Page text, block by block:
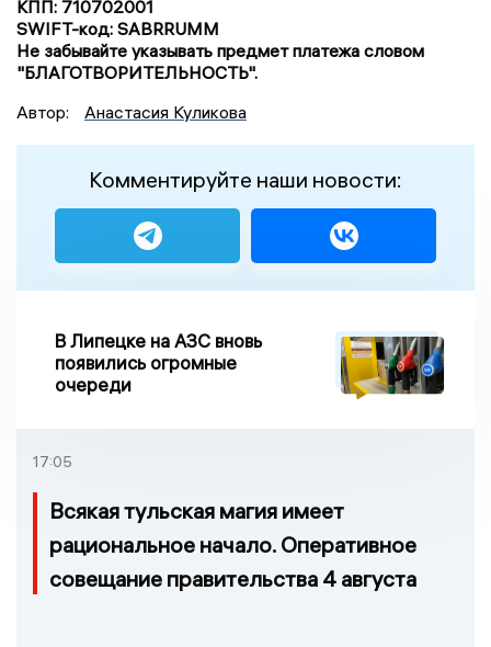
КПП: 710702001
SWIFT-код: SABRRUMM
Не забывайте указывать предмет платежа словом
"БЛАГОТВОРИТЕЛЬНОСТЬ".
Автор:
Анастасия Куликова
Комментируйте наши новости:
В Липецке на АЗС вновь
появились огромные
очереди
17:05
Всякая тульская магия имеет
рациональное начало. Оперативное
совещание правительства 4 августа